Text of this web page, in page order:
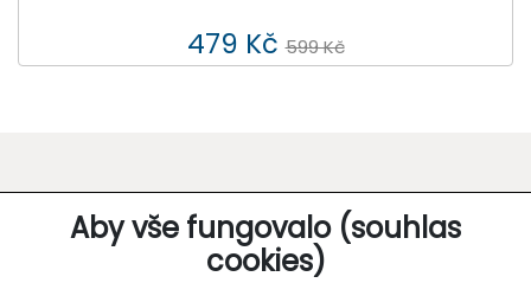
Aby vše fungovalo (souhlas
cookies)
479 Kč 599 Kč
O SPOLEČNOSTI